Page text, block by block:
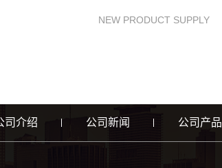
NEW PRODUCT SUPPLY
司介绍 公司新闻 公司产品